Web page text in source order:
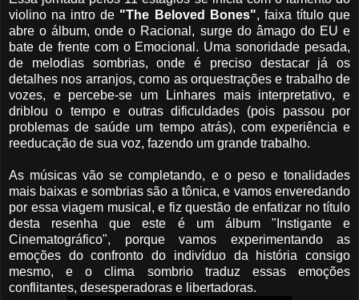
violino na intro de "The Beloved Bones", faixa título que
abre o álbum, onde o Racional, surge do âmago do EU e
bate de frente com o Emocional. Uma sonoridade pesada,
de melodias sombrias, onde é preciso destacar já os
detalhes nos arranjos, como as orquestrações e trabalho de
vozes, e percebe-se um Linhares mais interpretativo, e
driblou o tempo e outras dificuldades (pois passou por
problemas de saúde um tempo atrás), com experiência e
reeducação de sua voz, fazendo um grande trabalho.
As músicas vão se completando, e o peso e tonalidades
mais baixas e sombrias são a tônica, e vamos enveredando
por essa viagem musical, e fiz questão de enfatizar no título
desta resenha que este é um álbum "Instigante e
Cinematográfico", porque vamos experimentando as
emoções do confronto do indivíduo da história consigo
mesmo, e o clima sombrio traduz essas emoções
conflitantes, desesperadoras e libertadoras.